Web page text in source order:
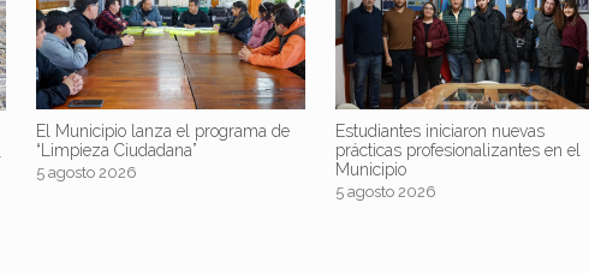
El Municipio lanza el programa de
“Limpieza Ciudadana”
5 agosto 2026
Estudiantes iniciaron nuevas
prácticas profesionalizantes en el
Municipio
5 agosto 2026